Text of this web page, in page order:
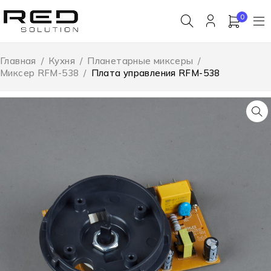
0
Главная / Кухня / Планетарные миксеры /
Миксер RFM-538 / Плата управления RFM-538